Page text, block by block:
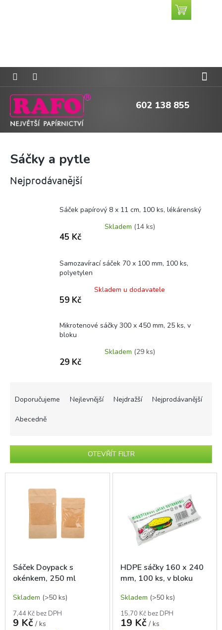
602 138 855
Nákupní
košík
Sáčky a pytle
Nejprodávanější
Sáček papírový 8 x 11 cm, 100 ks, lékárenský
Skladem (14 ks)
45 Kč
Samozavírací sáček 70 x 100 mm, 100 ks,
polyetylen
Skladem u dodavatele
59 Kč
Mikrotenové sáčky 300 x 450 mm, 25 ks, v
bloku
Skladem (29 ks)
29 Kč
p
r
o
Doporučujeme Nejlevnější Nejdražší Nejprodávanější
Abecedně
OTEVŘÍT FILTR
V
d
u
t
ů
Sáček Doypack s
okénkem, 250 ml
Skladem (>50 ks)
7,44 Kč bez DPH
9 Kč / ks
HDPE sáčky 160 x 240
mm, 100 ks, v bloku
Skladem (>50 ks)
15,70 Kč bez DPH
19 Kč / ks